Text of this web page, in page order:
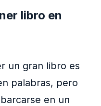
libro en
un gran libro es
palabras, pero
en un